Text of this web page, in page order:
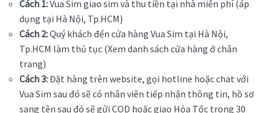
Cách 1:Vua Sim giao sim và thu tiền tại nhà miễn phí (áp
dụng tại Hà Nội, Tp.HCM)
Cách 2:Quý khách đến cửa hàng Vua Sim tại Hà Nội,
Tp.HCM làm thủ tục (Xem danh sách cửa hàng ở chân
trang)
Cách 3:Đặt hàng trên website, gọi hotline hoặc chat với
Vua Sim sau đó sẽ có nhân viên tiếp nhận thông tin, hồ sơ
sang tên sau đó sẽ gửi COD hoặc giao Hỏa Tốc trong 30